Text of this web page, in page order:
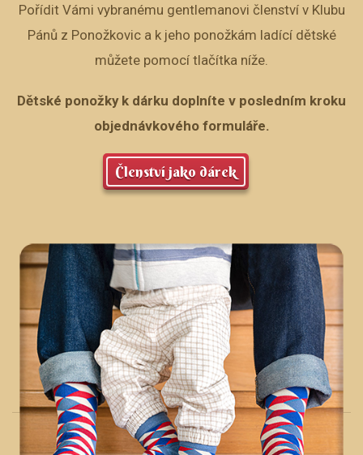
Pořídit Vámi vybranému gentlemanovi členství v Klubu
Pánů z Ponožkovic a k jeho ponožkám ladící dětské
můžete pomocí tlačítka níže.
Dětské ponožky k dárku doplníte v posledním kroku
objednávkového formuláře.
Členství jako dárek